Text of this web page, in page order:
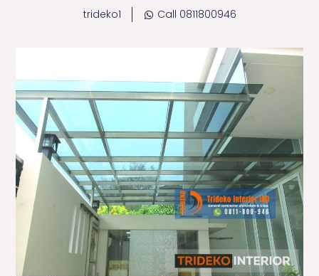
trideko1 Call 0811800946